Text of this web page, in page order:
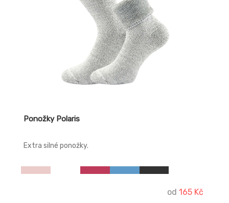
Ponožky Polaris
Extra silné ponožky.
od 165 Kč